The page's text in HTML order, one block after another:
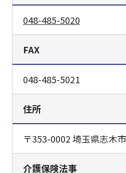
048-485-5020
FAX
048-485-5021
住所
〒353-0002 埼玉県志木
介護保険法事